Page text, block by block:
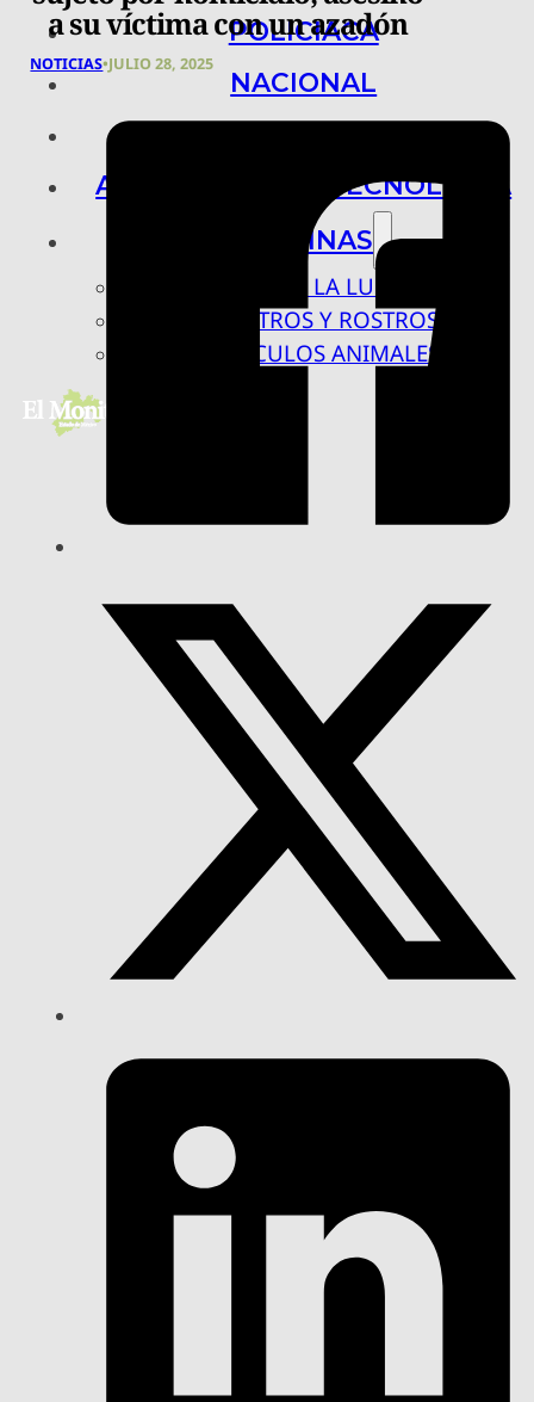
POLICIACA
NACIONAL
ARTE, CIENCIA Y TECNOLOGÍA
COLUMNAS
BAJO LA LUPA
RASTROS Y ROSTROS
VÍNCULOS ANIMALES
a su víctima con un azadón
NOTICIAS•JULIO 28, 2025